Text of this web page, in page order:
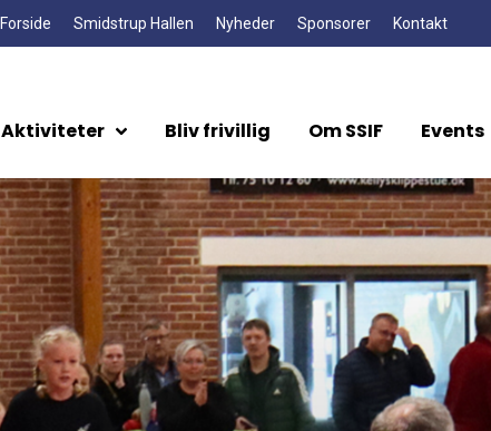
Forside Smidstrup Hallen Nyheder Sponsorer Kontakt
Aktiviteter Bliv frivillig Om SSIF Events